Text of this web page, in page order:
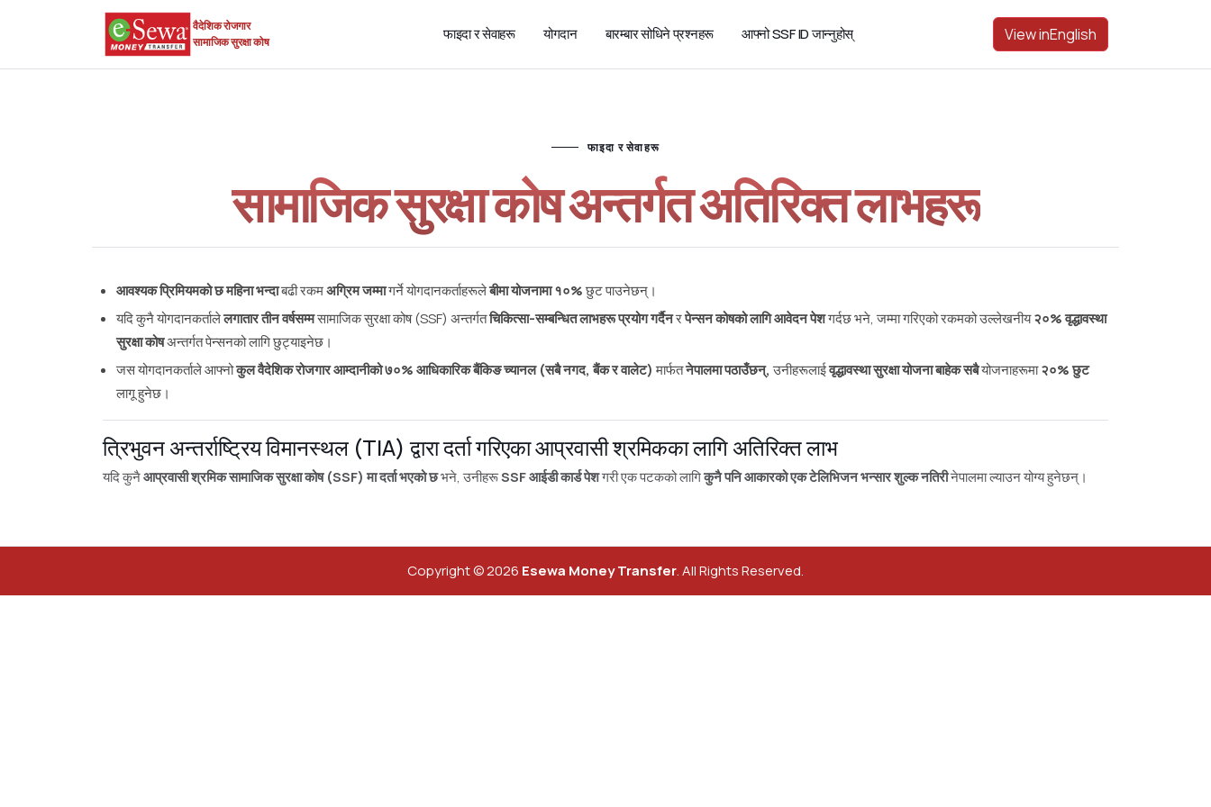
वैदेशिक रोजगार
सामाजिक सुरक्षा कोष
फाइदा र सेवाहरू योगदान बारम्बार सोधिने प्रश्नहरू आफ्नो SSF ID जान्नुहोस् View inEnglish
फाइदा र सेवाहरू
सामाजिक सुरक्षा कोष अन्तर्गत अतिरिक्त लाभहरू
आवश्यक प्रिमियमको छ महिना भन्दाबढी रकमअग्रिम जम्मागर्ने योगदानकर्ताहरूलेबीमा योजनामा १०%छुट पाउनेछन्।
यदि कुनै योगदानकर्तालेलगातार तीन वर्षसम्मसामाजिक सुरक्षा कोष (SSF) अन्तर्गतचिकित्सा-सम्बन्धित लाभहरू प्रयोग गर्दैनरपेन्सन कोषको लागि आवेदन पेशगर्दछ भने, जम्मा गरिएको रकमको उल्लेखनीय२०% वृद्धावस्था
सुरक्षा कोषअन्तर्गत पेन्सनको लागि छुट्याइनेछ।
जस योगदानकर्ताले आफ्नोकुल वैदेशिक रोजगार आम्दानीको ७०% आधिकारिक बैंकिङ च्यानल (सबै नगद, बैंक र वालेट)मार्फतनेपालमा पठाउँछन्,उनीहरूलाईवृद्धावस्था सुरक्षा योजना बाहेक सबैयोजनाहरूमा२०% छुट
लागू हुनेछ।
त्रिभुवन अन्तर्राष्ट्रिय विमानस्थल (TIA) द्वारा दर्ता गरिएका आप्रवासी श्रमिकका लागि अतिरिक्त लाभ
यदि कुनैआप्रवासी श्रमिक सामाजिक सुरक्षा कोष (SSF) मा दर्ता भएको छभने, उनीहरूSSF आईडी कार्ड पेशगरी एक पटकको लागिकुनै पनि आकारको एक टेलिभिजन भन्सार शुल्क नतिरीनेपालमा ल्याउन योग्य हुनेछन्।
Copyright © 2026 Esewa Money Transfer. All Rights Reserved.